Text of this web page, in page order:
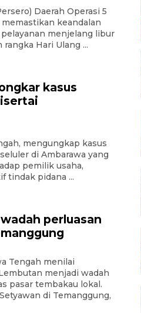
Daerah Operasi 5
keandalan
menjelang libur
Hari Ulang ...
kasus
mengungkap kasus
di Ambarawa yang
pemilik usaha,
tindak pidana ...
perluasan
Tengah menilai
menjadi wadah
pasar tembakau lokal.
di Temanggung,